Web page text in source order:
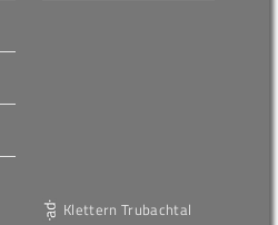
Klettern Trubachtal